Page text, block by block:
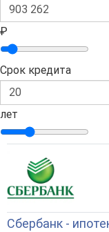
₽
Срок кредита
лет
Сбербанк -